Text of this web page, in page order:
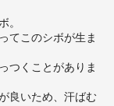
。
てこのシボが生ま
つくことがありま
良いため、汗ばむ